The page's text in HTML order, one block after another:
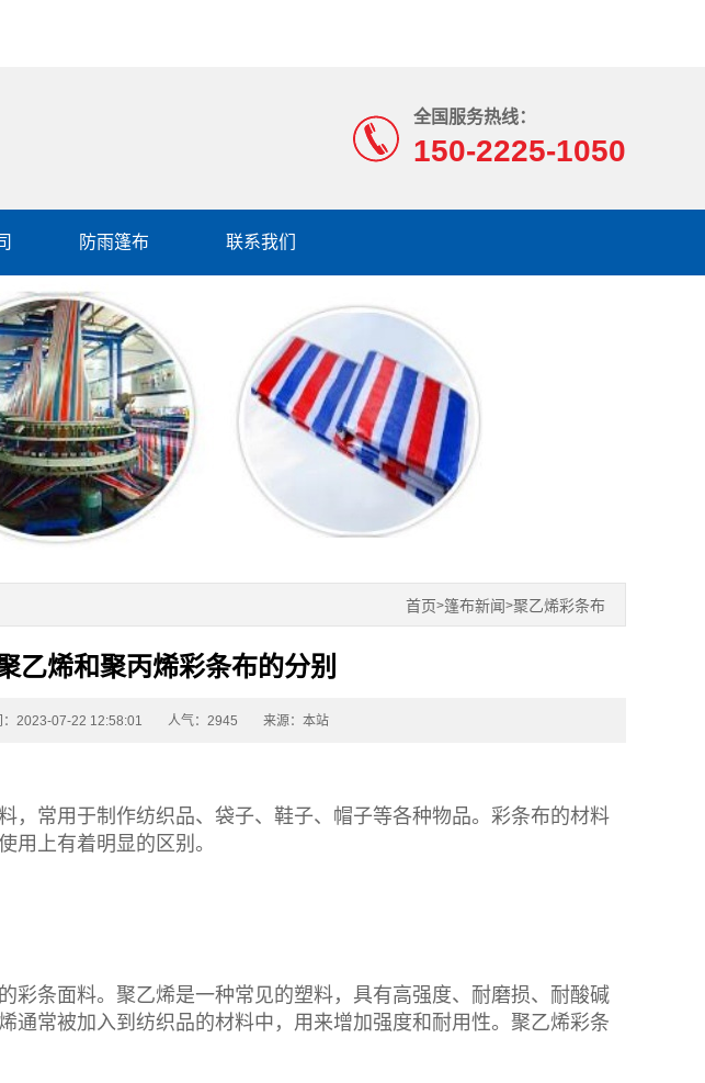
全国服务热线：
150-2225-1050
防雨篷布 联系我们
首页>篷布新闻>聚乙烯彩条布
乙烯和聚丙烯彩条布的分别
：2023-07-22 12:58:01 人气：2945 来源：本站
，常用于制作纺织品、袋子、鞋子、帽子等各种物品。 彩条布的材料
用上有着明显的区别。
彩条面料。聚乙烯是一种常见的塑料，具有高强度、耐磨损、耐酸碱
通常被加入到纺织品的材料中，用来增加强度和耐用性。 聚乙烯彩条